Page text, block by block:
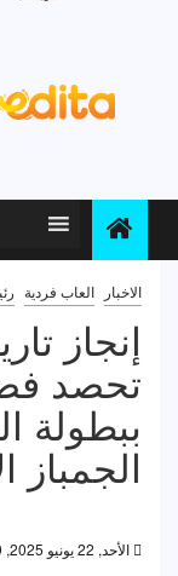
الاخبار العاب فردية
إنجاز
تحصد
ببطولة
الجمباز
الأحد, 22 يونيو 2025, 3:49 م